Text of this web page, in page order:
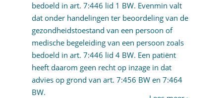
bedoeld in art. 7:446 lid 1 BW. Evenmin valt
dat onder handelingen ter beoordeling van de
gezondheidstoestand van een persoon of
medische begeleiding van een persoon zoals
bedoeld in art. 7:446 lid 4 BW. Een patiënt
heeft daarom geen recht op inzage in dat
advies op grond van art. 7:456 BW en 7:464
BW.